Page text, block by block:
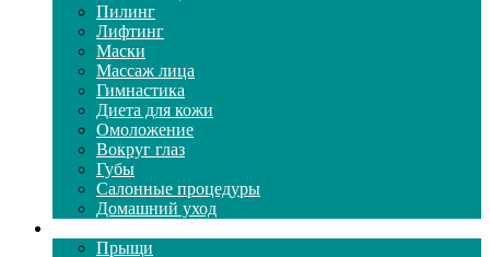
Пилинг
Лифтинг
Маски
Массаж лица
Гимнастика
Диета для кожи
Омоложение
Вокруг глаз
Губы
Салонные процедуры
Домашний уход
Прыщи